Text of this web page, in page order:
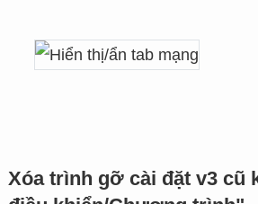
Xóa trình gỡ cài đặt v3 cũ